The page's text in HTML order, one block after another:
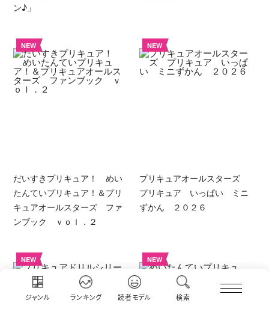
ジャンル ランキング 読者モデル 検索
ン♪」
NEW
だいすきプリキュア！ めい
たんていプリキュア！＆プリ
キュアオールスターズ ファ
ンブック ｖｏｌ．２
NEW
プリキュアオールスターズ
プリキュア いっぱい ミニ
ずかん ２０２６
NEW NEW